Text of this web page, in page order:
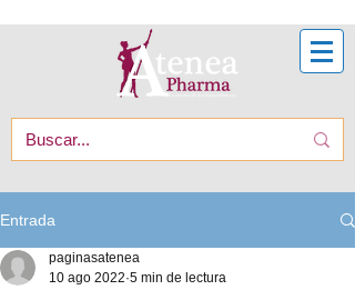
Entrada
paginasatenea
10 ago 2022 5 min de lectura